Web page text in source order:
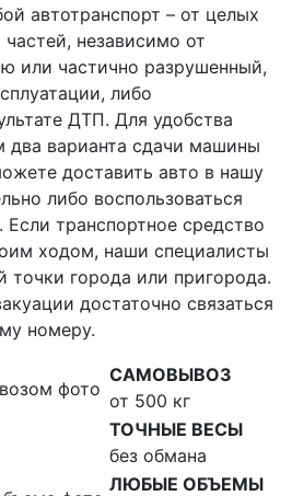
автотранспорт – от целых
независимо от
или частично разрушенный,
либо
ДТП. Для удобства
два варианта сдачи машины
доставить авто в нашу
либо воспользоваться
. Если транспортное средство
ходом, наши специалисты
точки города или пригорода.
достаточно связаться
номеру.
САМОВЫВОЗ
от 500 кг
ТОЧНЫЕ ВЕСЫ
без обмана
ЛЮБЫЕ ОБЪЕМЫ